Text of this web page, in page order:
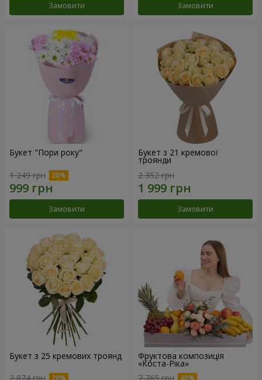
Замовити Замовити
Букет "Пори року"
1 249 грн
Замовити
Букет з 21 кремової
троянди
2 352 грн
Замовити
Букет з 25 кремових троянд Фруктова композиція
«Коста-Ріка»